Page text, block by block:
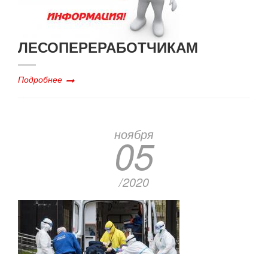
ЛЕСОПЕРЕРАБОТЧИКАМ
Подробнее
ноября
05
/2020